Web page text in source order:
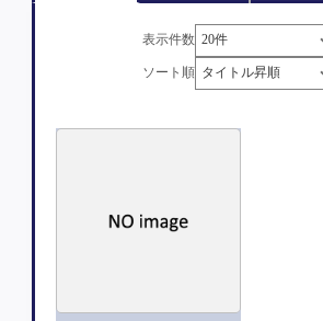
表示件数
ソート順